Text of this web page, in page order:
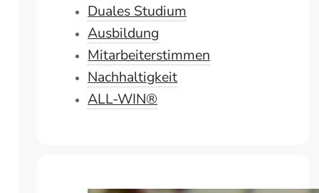
Duales Studium
Ausbildung
Mitarbeiterstimmen
Nachhaltigkeit
ALL-WIN®